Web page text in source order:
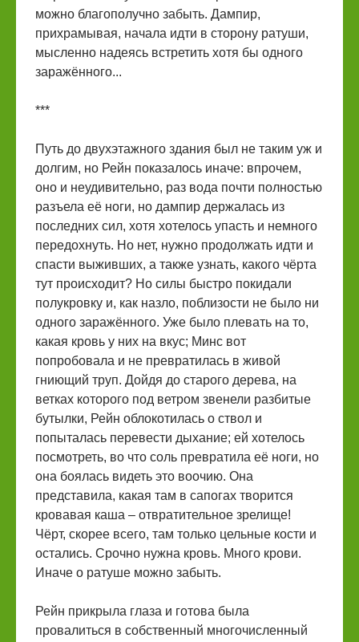
можно благополучно забыть. Дампир,
прихрамывая, начала идти в сторону ратуши,
мысленно надеясь встретить хотя бы одного
заражённого...
***
Путь до двухэтажного здания был не таким уж и
долгим, но Рейн показалось иначе: впрочем,
оно и неудивительно, раз вода почти полностью
разъела её ноги, но дампир держалась из
последних сил, хотя хотелось упасть и немного
передохнуть. Но нет, нужно продолжать идти и
спасти выживших, а также узнать, какого чёрта
тут происходит? Но силы быстро покидали
полукровку и, как назло, поблизости не было ни
одного заражённого. Уже было плевать на то,
какая кровь у них на вкус; Минс вот
попробовала и не превратилась в живой
гниющий труп. Дойдя до старого дерева, на
ветках которого под ветром звенели разбитые
бутылки, Рейн облокотилась о ствол и
попыталась перевести дыхание; ей хотелось
посмотреть, во что соль превратила её ноги, но
она боялась видеть это воочию. Она
представила, какая там в сапогах творится
кровавая каша – отвратительное зрелище!
Чёрт, скорее всего, там только цельные кости и
остались. Срочно нужна кровь. Много крови.
Иначе о ратуше можно забыть.
Рейн прикрыла глаза и готова была
провалиться в собственный многочисленный